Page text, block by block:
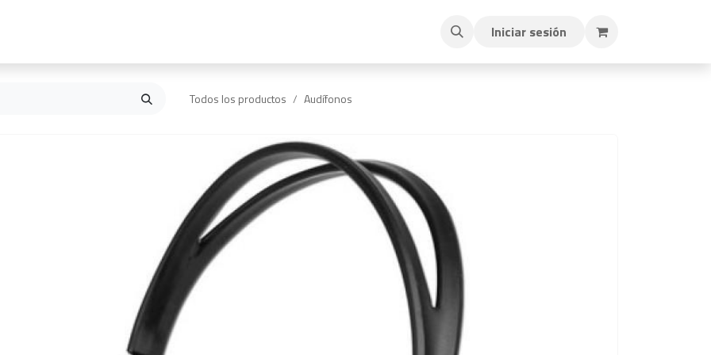
Iniciar sesión
Todos los productos Audífonos